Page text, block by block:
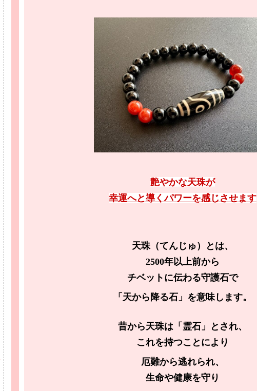
艶やかな天珠が
幸運へと導くパワーを感じさせます
天珠（てんじゅ）とは、
2500年以上前から
チベットに伝わる守護石で
「天から降る石」を意味します。
昔から天珠は「霊石」とされ、
これを持つことにより
厄難から逃れられ、
生命や健康を守り